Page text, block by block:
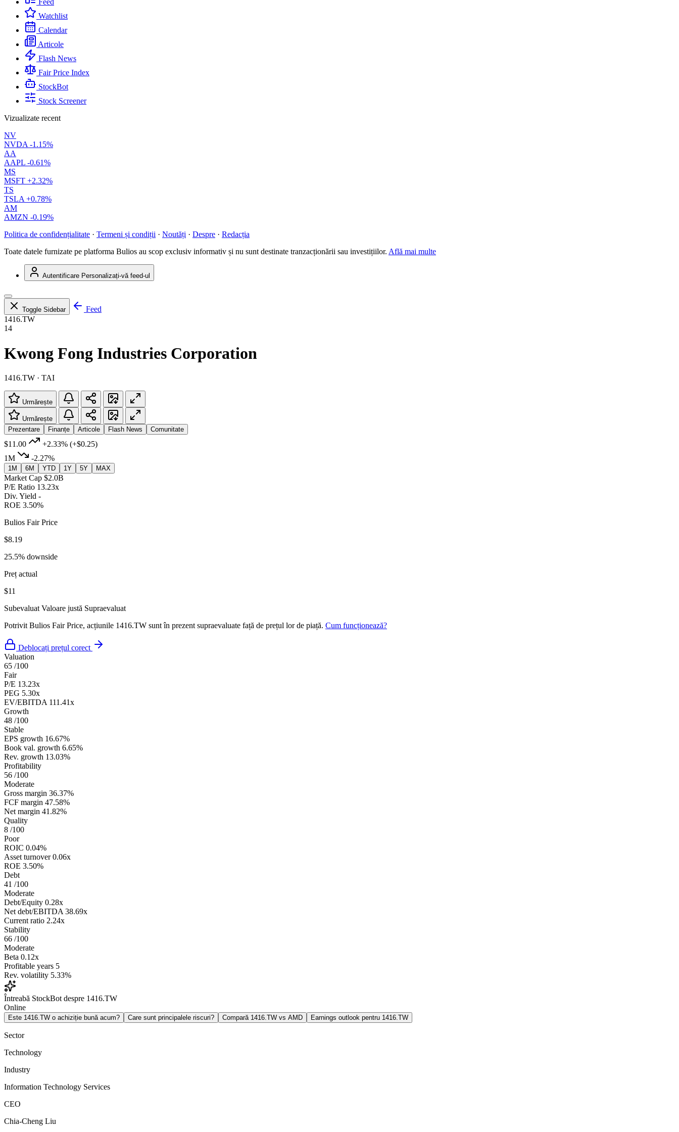
Feed
Watchlist
Calendar
Articole
Flash News
Fair Price Index
StockBot
Stock Screener
Vizualizate recent
NV
NVDA -1.15%
AA
AAPL -0.61%
MS
MSFT +2.32%
TS
TSLA +0.78%
AM
AMZN -0.19%
Politica de confidențialitate · Termeni și condiții · Noutăți · Despre · Redacția
Toate datele furnizate pe platforma Bulios au scop exclusiv informativ și nu sunt destinate tranzacționării sau investițiilor. Află mai multe
Autentificare Personalizați-vă feed-ul
Toggle Sidebar
Feed
1416.TW
14
Kwong Fong Industries Corporation
1416.TW · TAI
Urmărește
Urmărește
Prezentare
Finanțe Articole Flash News Comunitate
$11.00 +2.33% (+$0.25)
1M
-2.27%
1M 6M YTD 1Y 5Y MAX
Market Cap $2.0B
P/E Ratio 13.23x
Div. Yield -
ROE 3.50%
Bulios Fair Price
$8.19
25.5% downside
Preț actual
$11
Subevaluat Valoare justă Supraevaluat
Potrivit Bulios Fair Price, acțiunile 1416.TW sunt în prezent supraevaluate față de prețul lor de piață. Cum funcționează?
Deblocați prețul corect
Valuation
65 /100
Fair
P/E 13.23x
PEG 5.30x
EV/EBITDA 111.41x
Growth
48 /100
Stable
EPS growth 16.67%
Book val. growth 6.65%
Rev. growth 13.03%
Profitability
56 /100
Moderate
Gross margin 36.37%
FCF margin 47.58%
Net margin 41.82%
Quality
8 /100
Poor
ROIC 0.04%
Asset turnover 0.06x
ROE 3.50%
Debt
41 /100
Moderate
Debt/Equity 0.28x
Net debt/EBITDA 38.69x
Current ratio 2.24x
Stability
66 /100
Moderate
Beta 0.12x
Profitable years 5
Rev. volatility 5.33%
Întreabă StockBot despre 1416.TW
Online
Este 1416.TW o achiziție bună acum? Care sunt principalele riscuri? Compară 1416.TW vs AMD Earnings outlook pentru 1416.TW
Sector
Technology
Industry
Information Technology Services
CEO
Chia-Cheng Liu